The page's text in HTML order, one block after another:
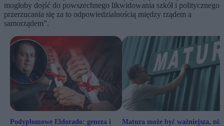
mogłoby dojść do powszechnego likwidowania szkół i politycznego
przerzucania się za to odpowiedzialnością między rządem a
samorządem”.
Podyplomowe Eldorado: geneza i
Matura może być ważniejsza, niż